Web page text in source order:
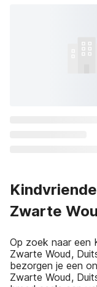
Zwarte
Op zoek naar een
Zwarte Woud,
bezorgen je een
Zwarte Woud,